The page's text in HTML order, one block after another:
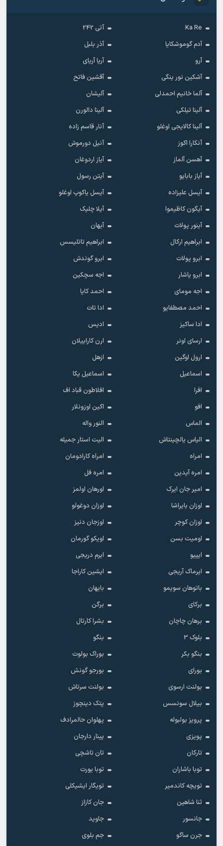
Ka Re
آتی 242
آدم گوموشکایا
آذر بلبل
آرو
آریا آریای
آشکین نور ینگی
آقشین فاتح
آلما خانیم احمدلی
آلیشان
آلینا تیلکی
آلینا دالورن
آلینا کالایجی اوغلو
آنار قاسم زاده
آنکارا اکوز
آنیل دورموش
آهسن آلماز
آیاز اردوغان
آیاز بابایو
آیتن رسول
آیسل علیزاده
آیسل یاکوپ اوغلو
آیگون کاظیموا
آیلا چلیک
آینور پولات
آیهان
ابراهیم ارکال
ابراهیم تاتلیسس
ابرو پولات
ابرو گوندش
ابرو یاشار
اجه سچکین
اجه مومای
احمد کایا
احمد مصطفایو
ادا تات
ادا ساکیز
ادیس
ارسای اونر
ارن کاراییلان
ارول اوگین
ازهل
اسماعیل
اسماعیل یکا
افرا
افلاطون قباد اف
افو
اکین اوزونلار
الماس
النور واله
الیاس یالچینتاش
الیت استار جمیله
امراه
امراه کارادومان
امره آیدین
امره فل
امیر جان ایرک
اورهان اولمز
اوزان بایراشا
اوزان دوغولو
اوزان کوچر
اوزجان دنیز
اومیت بسن
اویکو گورمان
ایپیو
ایرم دریجی
ایرماک آریجی
ایشین کاراجا
باتوهان سویمو
بایهان
برکای
برگن
برهان چاچان
بشرا کارتال
بلوک 3
بنگو
بنگو بکر
بوراک بولوت
بورای
بورجو گونش
بولنت ارسوی
بولنت سرتاش
بیلال سونسس
پتک دینچوز
پرویز بولبوله
پهلوان حالمرادف
پویزی
پینار دارجان
تارکان
تان تاشچی
توبا باشاران
توبا یورت
تویچه کاندمیر
تویگار ایشیکلی
ثنا شاهین
جان کازاز
جانسور
جاوید
جرن ساگو
جم بلوی